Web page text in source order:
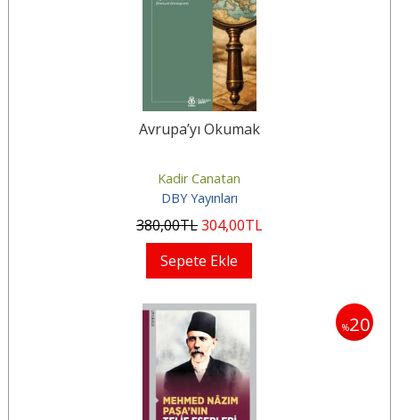
Avrupa’yı Okumak
Kadir Canatan
DBY Yayınları
380,00TL304,00TL
Sepete Ekle
%20